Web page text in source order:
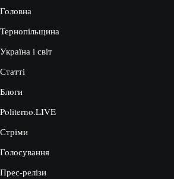
Головна
Тернопільщина
Україна і світ
Статті
Блоги
Politerno.LIVE
Стріми
Голосування
Прес-релізи